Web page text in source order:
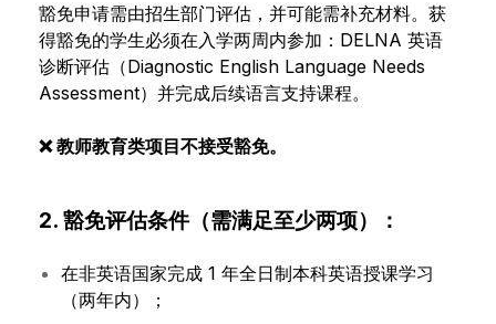
豁免申请需由招生部门评估，并可能需补充材料。获
得豁免的学生必须在入学两周内参加：DELNA 英语
诊断评估（Diagnostic English Language Needs
Assessment）并完成后续语言支持课程。
❌ 教师教育类项目不接受豁免。
2. 豁免评估条件（需满足至少两项）：
在非英语国家完成 1 年全日制本科英语授课学习
（两年内）；